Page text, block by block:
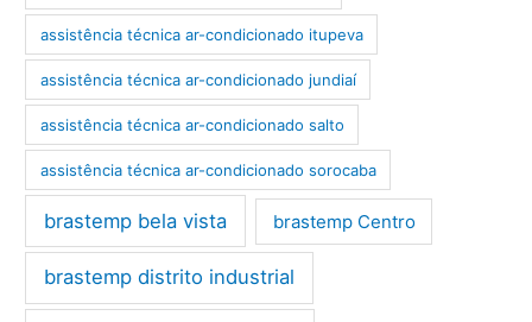
assistência técnica ar-condicionado itupeva
assistência técnica ar-condicionado jundiaí
assistência técnica ar-condicionado salto
assistência técnica ar-condicionado sorocaba
brastemp bela vista brastemp Centro
brastemp distrito industrial